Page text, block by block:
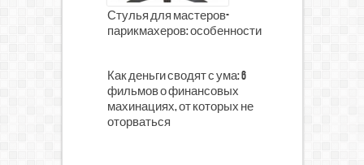
Стулья для мастеров-
парикмахеров: особенности
Как деньги сводят с ума: 6
фильмов о финансовых
махинациях, от которых не
оторваться